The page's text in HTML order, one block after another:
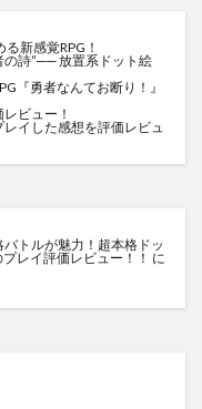
新感覚RPG！
の詩”── 放置系ドット絵
『勇者なんてお断り！』
ビュー！
イした感想を評価レビュ
バトルが魅力！超本格ドッ
レイ評価レビュー！！ に